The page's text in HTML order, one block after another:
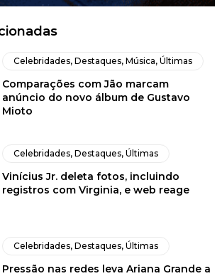
Celebridades,Destaques,Música,Últimas
Comparações com Jão marcam
anúncio do novo álbum de Gustavo
Mioto
Celebridades,Destaques,Últimas
Vinícius Jr. deleta fotos, incluindo
registros com Virginia, e web reage
Celebridades,Destaques,Últimas
Pressão nas redes leva Ariana Grande a